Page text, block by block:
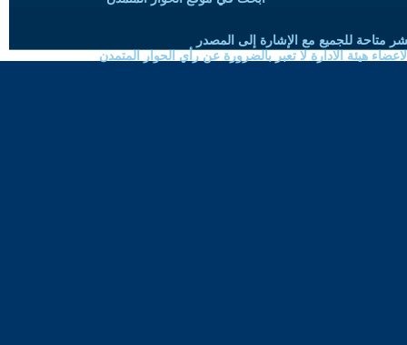
متاحة للجميع مع الإشارة إلى المصدر
هيئة الادارة لا تعبر بالضرورة عن رأي الحوار المتمدن